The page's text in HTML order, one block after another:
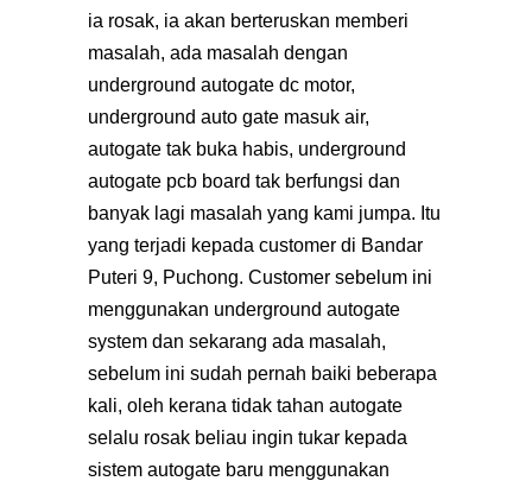
ia rosak, ia akan berteruskan memberi
masalah, ada masalah dengan
underground autogate dc motor,
underground auto gate masuk air,
autogate tak buka habis, underground
autogate pcb board tak berfungsi dan
banyak lagi masalah yang kami jumpa. Itu
yang terjadi kepada customer di Bandar
Puteri 9, Puchong. Customer sebelum ini
menggunakan underground autogate
system dan sekarang ada masalah,
sebelum ini sudah pernah baiki beberapa
kali, oleh kerana tidak tahan autogate
selalu rosak beliau ingin tukar kepada
sistem autogate baru menggunakan